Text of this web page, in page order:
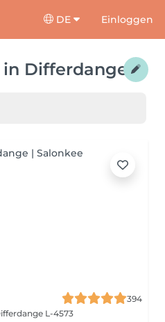
DE Einloggen
in Differdange
394
L-4573